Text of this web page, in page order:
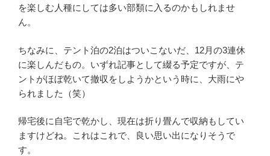
を楽しむ人種にしては多い部類に入るのかもしれませ
ん。
ちなみに、テント泊の2泊はついこないだ、12月の3連休
に楽しんだもの。いずれ記事として綴る予定ですが、テ
ントがほぼ乾いて撤収をしようかという時に、大雨にや
られました（笑）
帰宅後に自宅で乾かし、現在は折り畳んで収納もしてい
ますけどね。これはこれで、良い思い出になりそうで
す。